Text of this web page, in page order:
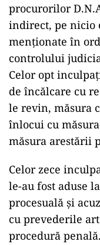
procurorilor
indirect, pe nicio
menționate în
controlului
Celor opt
de încălcare cu
le revin, măsura
înlocui cu
măsura arestării
Celor zece
le-au fost aduse
procesuală și
cu prevederile
procedură penală.